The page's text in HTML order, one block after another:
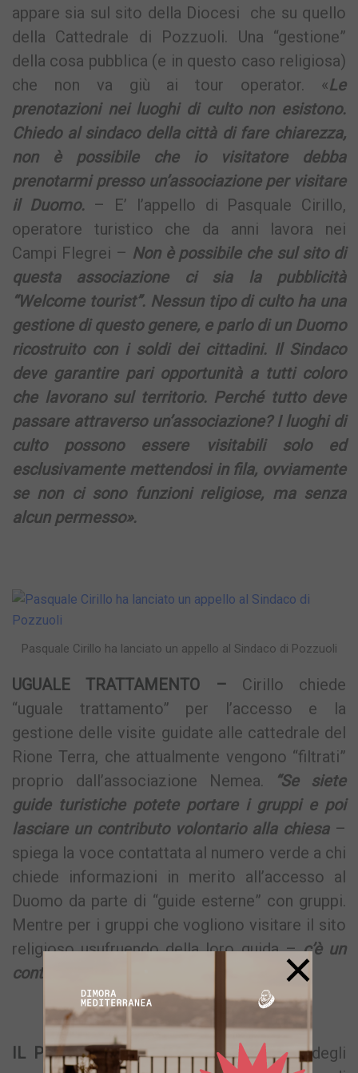
appare sia sul sito della Diocesi che su quello
della Cattedrale di Pozzuoli. Una “gestione”
della cosa pubblica (e in questo caso religiosa)
che non va giù ai tour operator. «Le
prenotazioni nei luoghi di culto non esistono.
Chiedo al sindaco della città di fare chiarezza,
non è possibile che io visitatore debba
prenotarmi presso un’associazione per visitare
il Duomo.– E’ l’appello di Pasquale Cirillo,
operatore turistico che da anni lavora nei
Campi Flegrei – Non è possibile che sul sito di
questa associazione ci sia la pubblicità
“Welcome tourist”. Nessun tipo di culto ha una
gestione di questo genere, e parlo di un Duomo
ricostruito con i soldi dei cittadini. Il Sindaco
deve garantire pari opportunità a tutti coloro
che lavorano sul territorio. Perché tutto deve
passare attraverso un’associazione? I luoghi di
culto possono essere visitabili solo ed
esclusivamente mettendosi in fila, ovviamente
se non ci sono funzioni religiose, ma senza
alcun permesso».
Pasquale Cirillo ha lanciato un appello al Sindaco di Pozzuoli
UGUALE TRATTAMENTO – Cirillo chiede
“uguale trattamento” per l’accesso e la
gestione delle visite guidate alle cattedrale del
Rione Terra, che attualmente vengono “filtrati”
proprio dall’associazione Nemea.
“Se siete
guide turistiche potete portare i gruppi e poi
lasciare un contributo volontario alla chiesa–
spiega la voce contattata al numero verde a chi
chiede informazioni in merito all’accesso al
Duomo da parte di “guide esterne” con gruppi.
Mentre per i gruppi che vogliono visitare il sito
religioso usufruendo della loro guida –c’è un
contributo volontario di 5 euro”
IL PROGETTO –Il tema della gestione degli
×